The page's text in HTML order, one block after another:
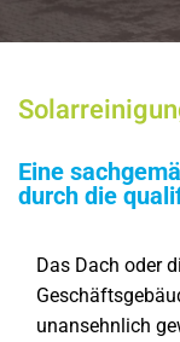
Eine
durch die
Das Dach oder
unansehnlich